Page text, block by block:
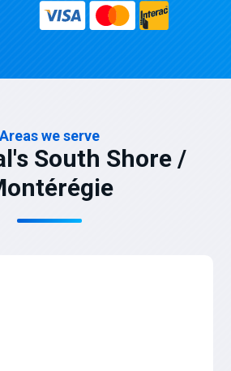
Areas we serve
South Shore /